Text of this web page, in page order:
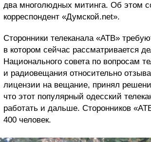
два многолюдных митинга. Об этом
корреспондент «Думской.net».
Сторонники телеканала «АТВ»
в котором сейчас рассматривается
Национального совета по вопросам
и радиовещания относительно
лицензии на вещание, принял
что этот популярный одесский
работать и дальше. Сторонников
400 человек.